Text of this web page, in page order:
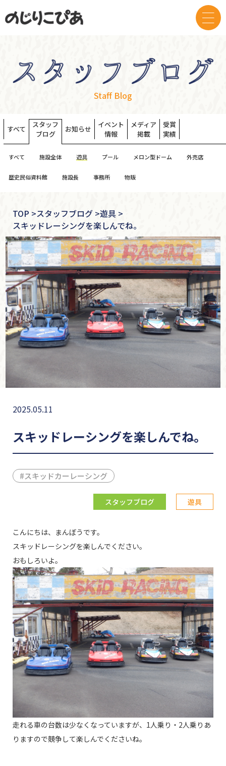
Staff Blog
すべて
スタッフ
ブログ
お知らせ
イベント
情報
メディア
掲載
受賞
実績
すべて 施設全体 遊具 プール メロン型ドーム 外売店
歴史民俗資料館 施設長 事務所 物販
TOP >スタッフブログ >遊具 >
スキッドレーシングを楽しんでね。
2025.05.11
スキッドレーシングを楽しんでね。
#スキッドカーレーシング
スタッフブログ 遊具
こんにちは、まんぼうです。
スキッドレーシングを楽しんでください。
おもしろいよ。
走れる車の台数は少なくなっていますが、1人乗り・2人乗りあ
りますので競争して楽しんでくださいね。